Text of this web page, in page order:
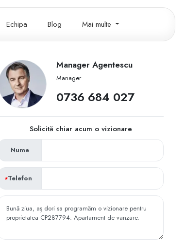
Echipa Blog Mai multe
Manager Agentescu
Manager
‭0736 684 027‬
Solicită chiar acum o vizionare
Nume
Telefon